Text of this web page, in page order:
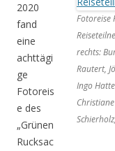
Fotoreise
rechts:
Rautert,
Ingo
2020
fand
eine
achttägi
ge
Fotoreis
e des
„Grünen
Rucksac